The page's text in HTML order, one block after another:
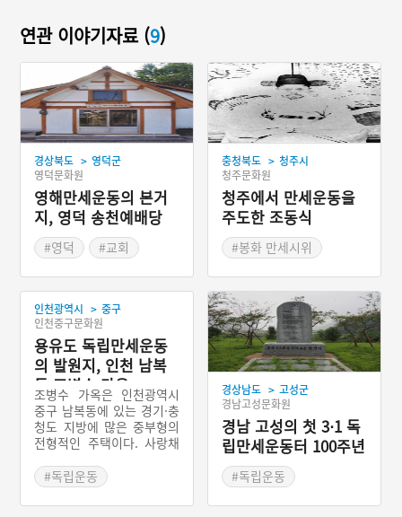
연관 이야기자료 (9)
경상북도 > 영덕군
영덕문화원
영해만세운동의 본거
지, 영덕 송천예배당
#영덕
#교회
충청북도 > 청주시
청주문화원
청주에서 만세운동을
주도한 조동식
#봉화 만세시위
인천광역시 > 중구
인천중구문화원
용유도 독립만세운동
의 발원지, 인천 남복
동 조병수 가옥
조병수 가옥은 인천광역시
중구 남복동에 있는 경기·충
청도 지방에 많은 중부형의
전형적인 주택이다. 사랑채
람들이 쉽게 드나든 집이라
는 사실을 알 수 있다.1919
년 용유도 3·28 독립만세운
#독립운동
경상남도 > 고성군
경남고성문화원
경남 고성의 첫 3⋅1 독
립만세운동터 100주년
기념탑
#독립운동